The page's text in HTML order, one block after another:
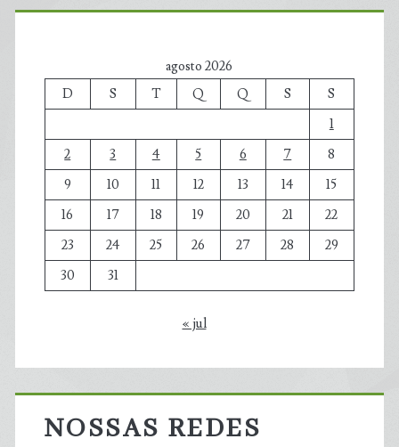
agosto 2026
D
S T Q Q S
S
1
2
3 4 5 6 7
8
9
10 11 12 13 14
15
16
17 18 19 20 21
22
23
24 25 26 27 28
29
30
31
« jul
NOSSAS REDES